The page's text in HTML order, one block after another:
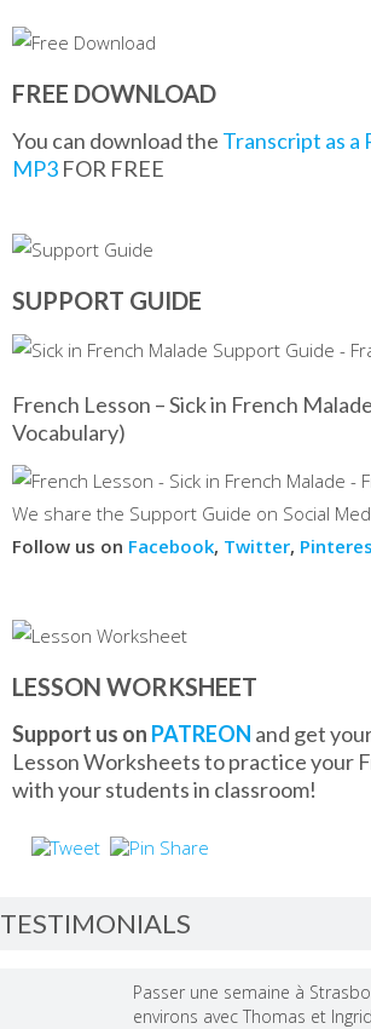
FREE DOWNLOAD
You can download the Transcript as a
MP3 FOR FREE
SUPPORT GUIDE
French Lesson – Sick in French
Vocabulary)
We share the Support Guide on Social
Follow us on Facebook, Twitter,
LESSON WORKSHEET
Support us on PATREON and get
Lesson Worksheets to practice your
with your students in classroom!
TESTIMONIALS
Passer une semaine à
environs avec Thomas et